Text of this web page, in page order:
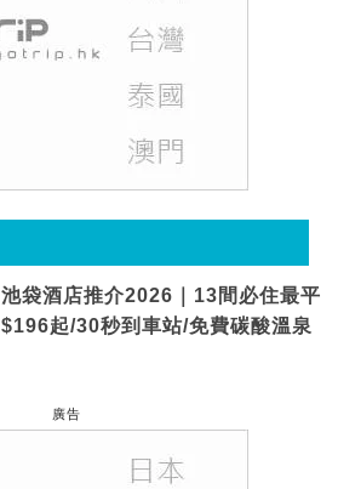
池袋酒店推介2026｜13間必住最平
$196起/30秒到車站/免費碳酸溫泉
廣告